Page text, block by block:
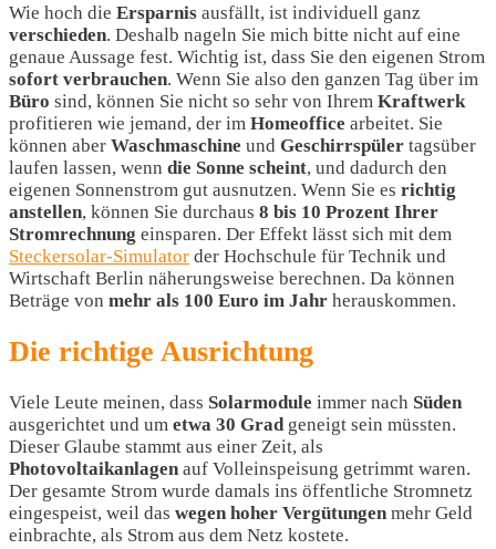
Wie hoch die Ersparnis ausfällt, ist individuell ganz
verschieden. Deshalb nageln Sie mich bitte nicht auf eine
genaue Aussage fest. Wichtig ist, dass Sie den eigenen Strom
sofort verbrauchen. Wenn Sie also den ganzen Tag über im
Büro sind, können Sie nicht so sehr von Ihrem Kraftwerk
profitieren wie jemand, der im Homeoffice arbeitet. Sie
können aber Waschmaschine und Geschirrspüler tagsüber
laufen lassen, wenn die Sonne scheint, und dadurch den
eigenen Sonnenstrom gut ausnutzen. Wenn Sie es richtig
anstellen, können Sie durchaus 8 bis 10 Prozent Ihrer
Stromrechnung einsparen. Der Effekt lässt sich mit dem
Steckersolar-Simulator der Hochschule für Technik und
Wirtschaft Berlin näherungsweise berechnen. Da können
Beträge von mehr als 100 Euro im Jahr herauskommen.
Die richtige Ausrichtung
Viele Leute meinen, dass Solarmodule immer nach Süden
ausgerichtet und um etwa 30 Grad geneigt sein müssten.
Dieser Glaube stammt aus einer Zeit, als
Photovoltaikanlagen auf Volleinspeisung getrimmt waren.
Der gesamte Strom wurde damals ins öffentliche Stromnetz
eingespeist, weil das wegen hoher Vergütungen mehr Geld
einbrachte, als Strom aus dem Netz kostete.